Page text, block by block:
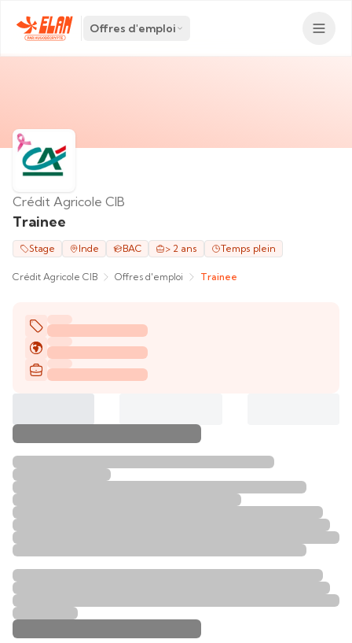
Offres d'emploi
Trainee
Crédit Agricole CIB
Stage Inde BAC > 2 ans Temps plein
Crédit Agricole CIB Offres d'emploi Trainee